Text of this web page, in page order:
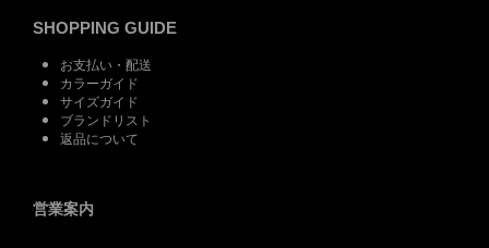
SHOPPING GUIDE
お支払い・配送
カラーガイド
サイズガイド
ブランドリスト
返品について
営業案内